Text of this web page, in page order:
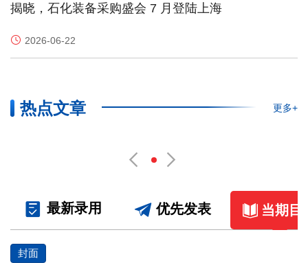
揭晓，石化装备采购盛会 7 月登陆上海
2026-06-22
热点文章 更多+
最新录用 优先发表 当期目
封面